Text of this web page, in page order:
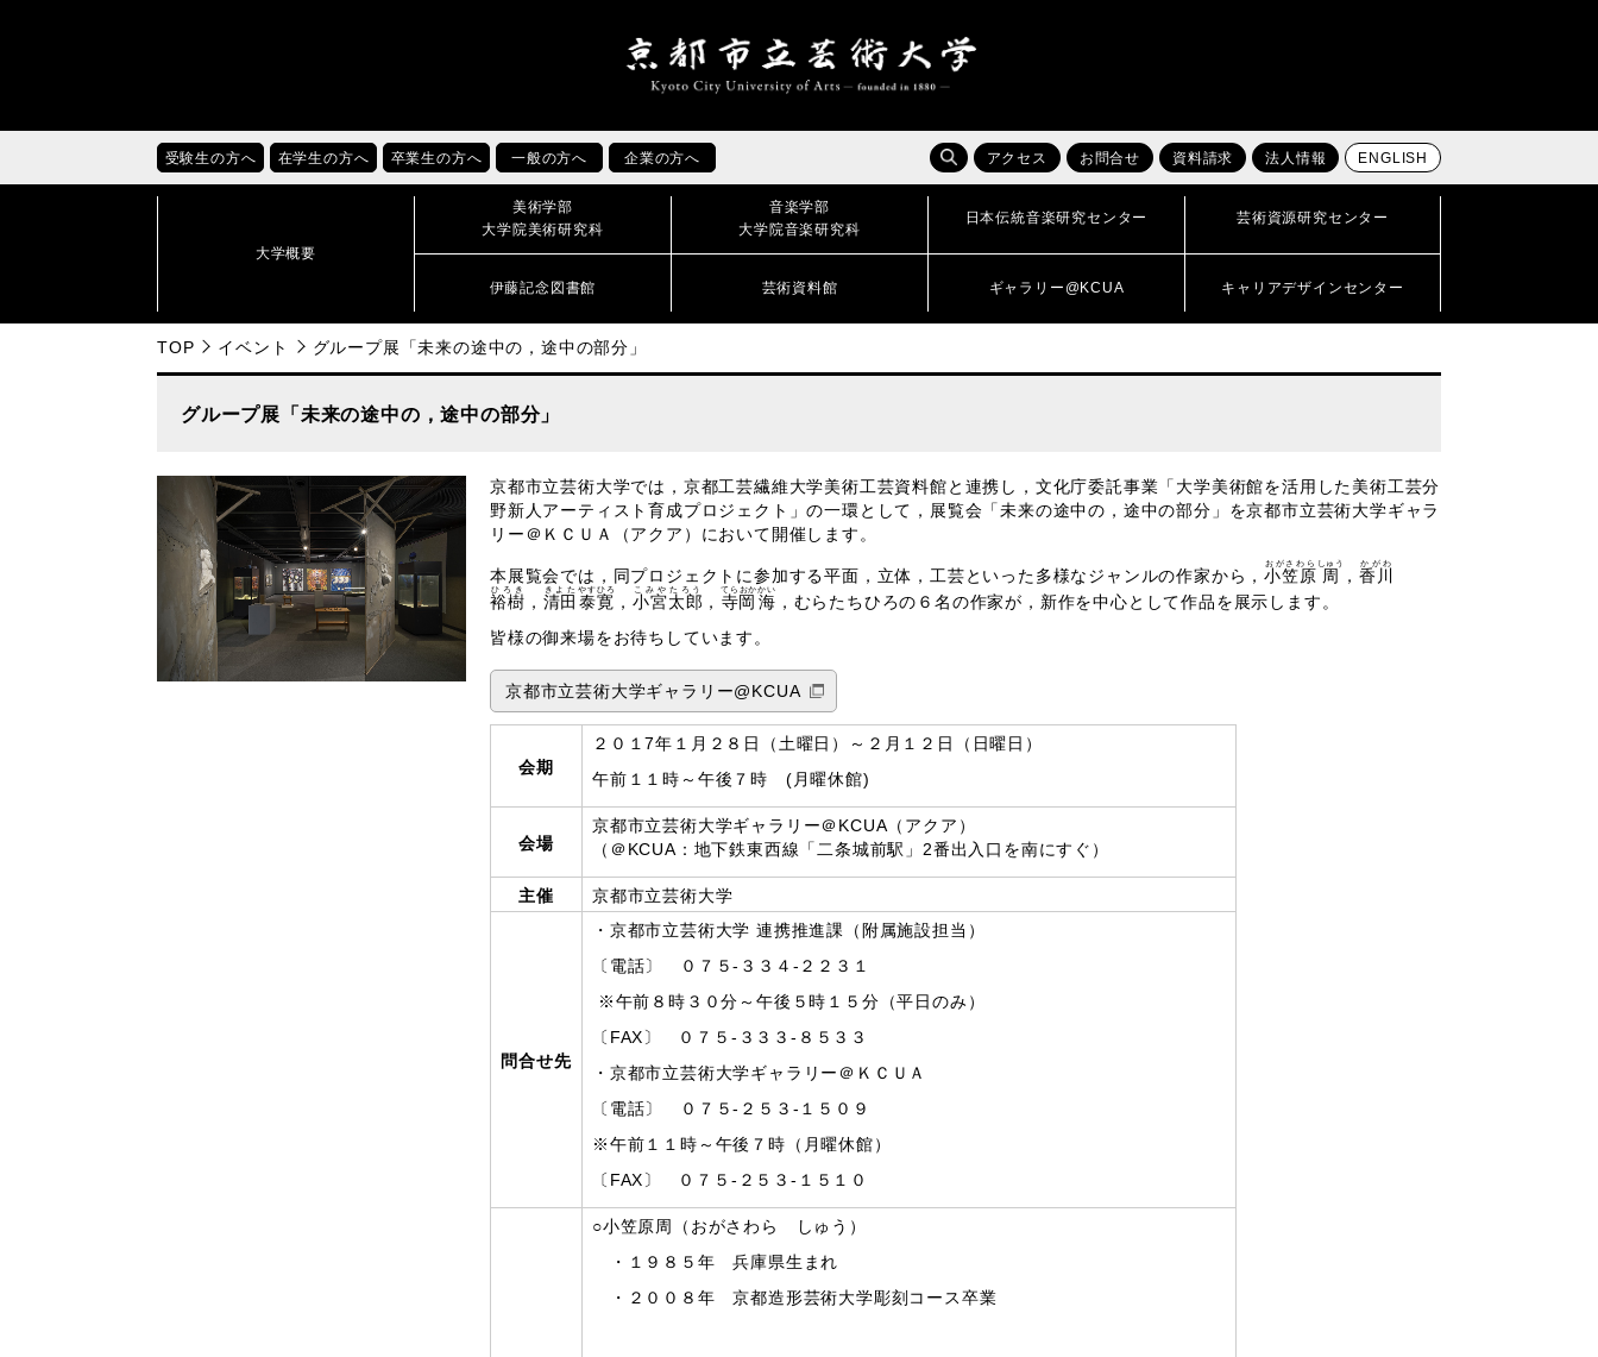
受験生の方へ 在学生の方へ 卒業生の方へ 一般の方へ 企業の方へ アクセス お問合せ 資料請求 法人情報 ENGLISH
大学概要
美術学部
大学院美術研究科
音楽学部
大学院音楽研究科
日本伝統音楽研究センター 芸術資源研究センター
伊藤記念図書館 芸術資料館 ギャラリー@KCUA キャリアデザインセンター
TOP イベント グループ展「未来の途中の，途中の部分」
グループ展「未来の途中の，途中の部分」
京都市立芸術大学では，京都工芸繊維大学美術工芸資料館と連携し，文化庁委託事業「大学美術館を活用した美術工芸分
野新人アーティスト育成プロジェクト」の一環として，展覧会「未来の途中の，途中の部分」を京都市立芸術大学ギャラ
リー＠ＫＣＵＡ（アクア）において開催します。
本展覧会では，同プロジェクトに参加する平面，立体，工芸といった多様なジャンルの作家から，小笠原
おがさわら
周
しゅう
， 香川
かがわ
裕樹
ひろき
， 清田
きよた
泰
やす
寛
ひろ
，小宮
こみや
太郎
たろう
， 寺岡
てらおか
海
かい
，むらたちひろの６名の作家が，新作を中心として作品を展示します。
皆様の御来場をお待ちしています。
京都市立芸術大学ギャラリー@KCUA
会期
２０１7年１月２８日（土曜日）～２月１２日（日曜日）
午前１１時～午後７時 (月曜休館)
会場
京都市立芸術大学ギャラリー＠KCUA（アクア）
（＠KCUA：地下鉄東西線「二条城前駅」2番出入口を南にすぐ）
主催 京都市立芸術大学
問合せ先
・京都市立芸術大学 連携推進課（附属施設担当）
〔電話〕 ０７５-３３４-２２３１
※午前８時３０分～午後５時１５分（平日のみ）
〔FAX〕 ０７５-３３３-８５３３
・京都市立芸術大学ギャラリー＠ＫＣＵＡ
〔電話〕 ０７５-２５３-１５０９
※午前１１時～午後７時（月曜休館）
〔FAX〕 ０７５-２５３-１５１０
○小笠原周（おがさわら しゅう）
・１９８５年 兵庫県生まれ
・２００８年 京都造形芸術大学彫刻コース卒業